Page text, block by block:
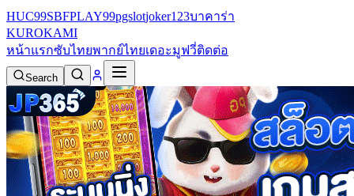
HUC99SBFPLAY99pgslotjoker123บาคาร่า
KUROKAMI
หน้าแรกซับไทยพากย์ไทยเดอะมูฟวี่ติดต่อ
Search